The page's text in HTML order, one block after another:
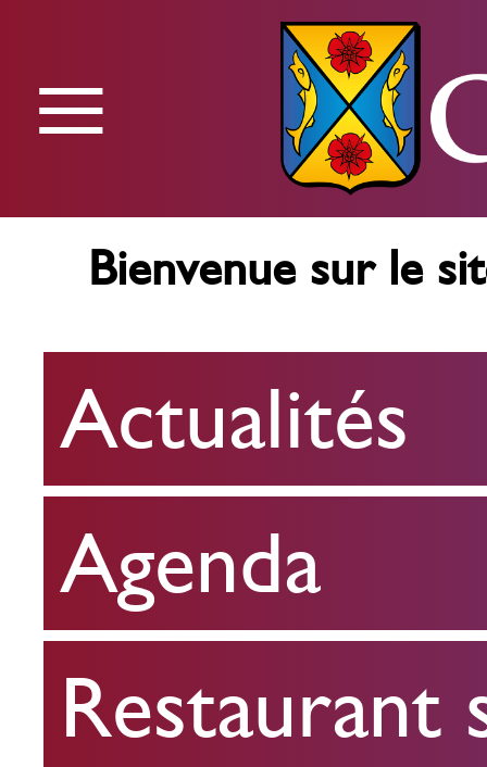
Menu
Actualités
Agenda
Restaurant
scolaire
Restaurant
≡
Bienvenue sur le
Actualités
Agenda
Restaurant